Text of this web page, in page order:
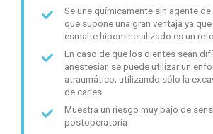
Se une químicamente sin agente
que supone una gran ventaja ya que
esmalte hipomineralizado es un reto
En caso de que los dientes sean
anestesiar, se puede utilizar un
atraumático; utilizando sólo la
de caries
Muestra un riesgo muy bajo de
postoperatoria